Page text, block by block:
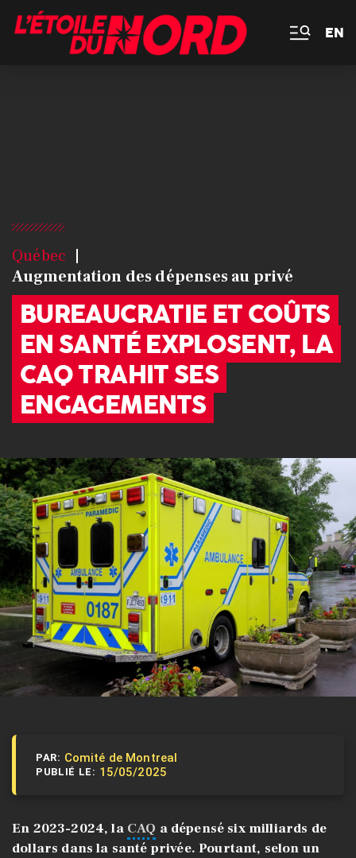
EN
Québec
Augmentation des dépenses au privé
BUREAUCRATIE ET COÛTS
EN SANTÉ EXPLOSENT, LA
CAQ TRAHIT SES
ENGAGEMENTS
PAR: Comité de Montreal
PUBLIÉ LE: 15/05/2025
En 2023-2024, la CAQ a dépensé six milliards de
dollars dans la santé privée. Pourtant, selon un